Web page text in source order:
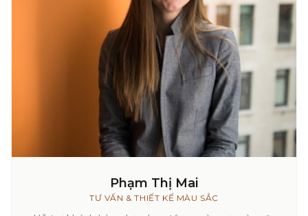
Phạm Thị Mai
TƯ VẤN & THIẾT KẾ MÀU SẮC